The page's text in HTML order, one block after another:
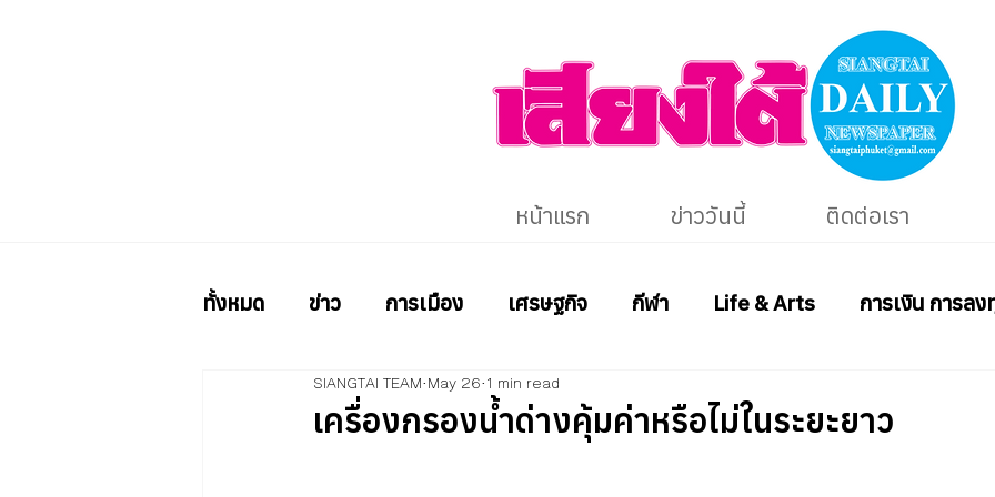
หน้าแรก ข่าววันนี้ ติดต่อเรา
ทั้งหมด ข่าว การเมือง เศรษฐกิจ กีฬา Life & Arts การเงิน การล
เครื่องกรองน้ำด่างคุ้มค่าหรือไม่ในระยะยาว
SIANGTAI TEAM May 26 1 min read